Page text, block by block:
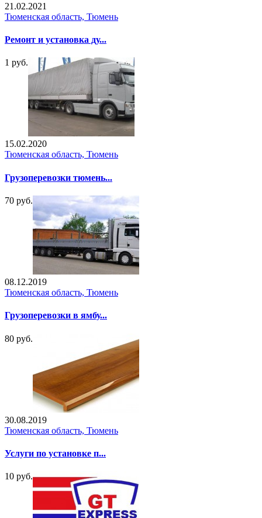
21.02.2021
Тюменская область, Тюмень
Ремонт и установка ду...
1 руб.
15.02.2020
Тюменская область, Тюмень
Грузоперевозки тюмень...
70 руб.
08.12.2019
Тюменская область, Тюмень
Грузоперевозки в ямбу...
80 руб.
30.08.2019
Тюменская область, Тюмень
Услуги по установке п...
10 руб.